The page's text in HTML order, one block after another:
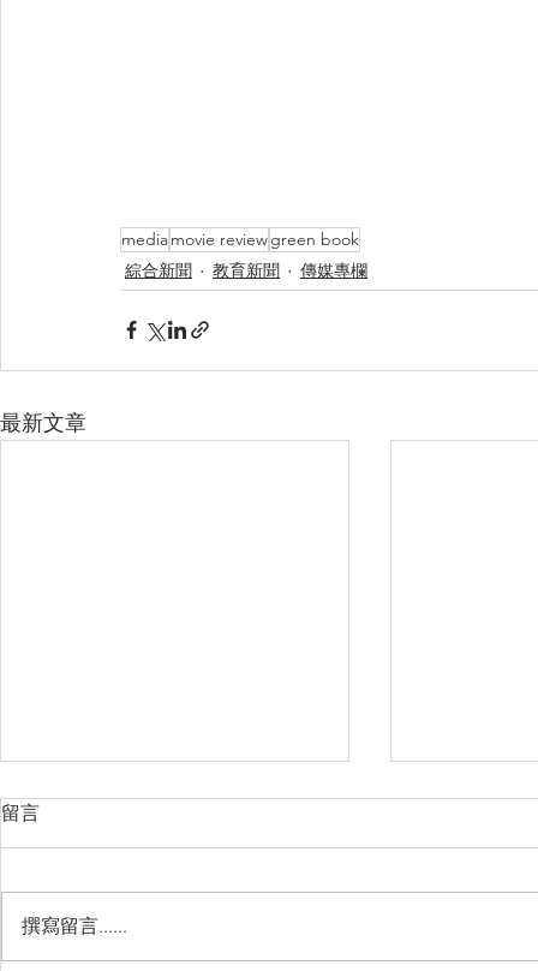
mediamovie reviewgreen book
綜合新聞
教育新聞 傳媒專欄
最新文章
留言
撰寫留言......